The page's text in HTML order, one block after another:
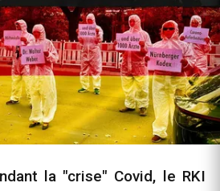
la "crise" Covid, le RKI